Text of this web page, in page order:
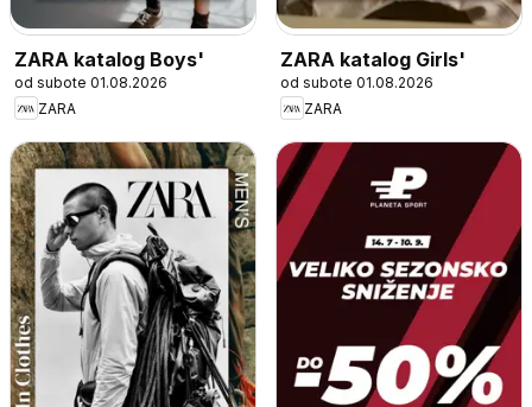
ZARA katalog Boys'
od subote 01.08.2026
ZARA
ZARA katalog Girls'
od subote 01.08.2026
ZARA